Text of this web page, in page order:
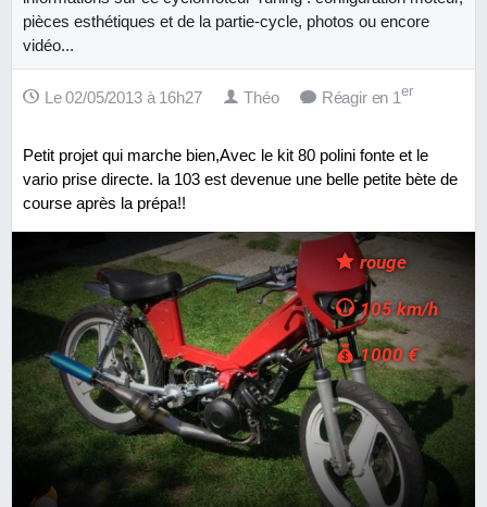
pièces esthétiques et de la partie-cycle, photos ou encore
vidéo...
Le 02/05/2013 à 16h27 Théo Réagir en 1er
Petit projet qui marche bien,Avec le kit 80 polini fonte et le
vario prise directe. la 103 est devenue une belle petite bète de
course après la prépa!!
rouge
105 km/h
1000 €